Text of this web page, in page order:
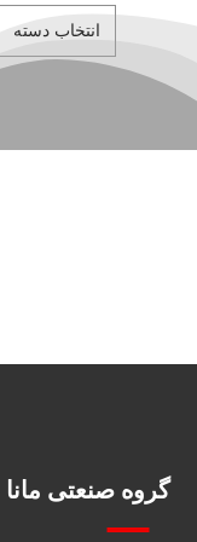
گروه صنعتی مانا